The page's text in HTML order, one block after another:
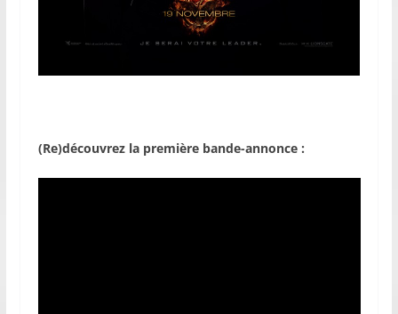
(Re)découvrez la première bande-annonce :